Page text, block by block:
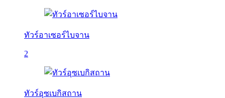
ทัวร์อาเซอร์ไบจาน
2
ทัวร์อุซเบกิสถาน